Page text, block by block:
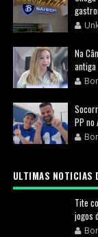
Na
antiga
PP no
ULTIMAS NOTICIAS
Tite
jogos